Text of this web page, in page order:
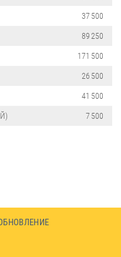
37 500
89 250
171 500
26 500
41 500
7 500